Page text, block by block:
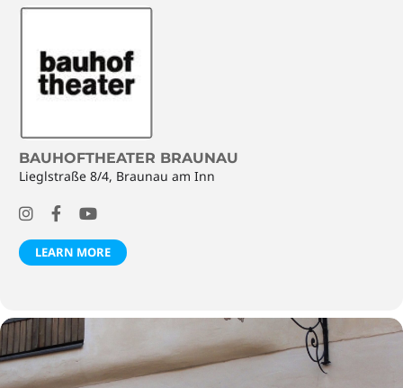
BAUHOFTHEATER BRAUNAU
Lieglstraße 8/4, Braunau am Inn
LEARN MORE